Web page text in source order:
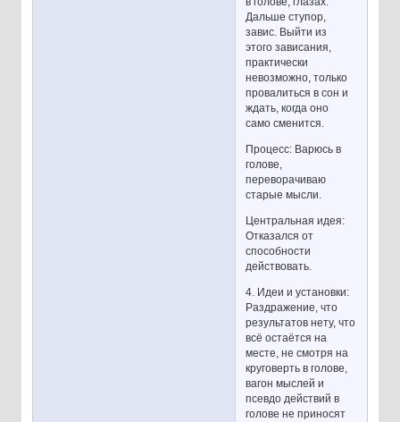
Дальше ступор,
завис. Выйти из
этого зависания,
практически
невозможно, только
провалиться в сон и
ждать, когда оно
само сменится.
Процесс: Варюсь в
голове,
переворачиваю
старые мысли.
Центральная идея:
Отказался от
способности
действовать.
4. Идеи и установки:
Раздражение, что
результатов нету, что
всё остаётся на
месте, не смотря на
круговерть в голове,
вагон мыслей и
псевдо действий в
голове не приносят